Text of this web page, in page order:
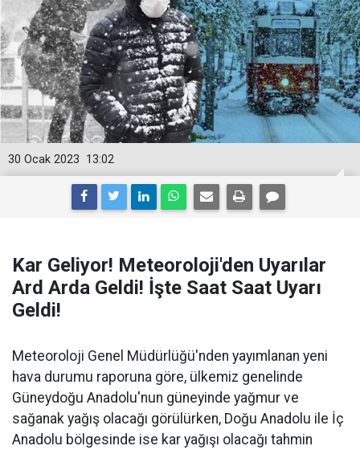
13:02
30 Ocak 2023
Kar Geliyor! Meteoroloji'den Uyarılar
Ard Arda Geldi! İşte Saat Saat Uyarı
Geldi!
Meteoroloji Genel Müdürlüğü'nden yayımlanan yeni
hava durumu raporuna göre, ülkemiz genelinde
Güneydoğu Anadolu'nun güneyinde yağmur ve
sağanak yağış olacağı görülürken, Doğu Anadolu ile İç
Anadolu bölgesinde ise kar yağışı olacağı tahmin